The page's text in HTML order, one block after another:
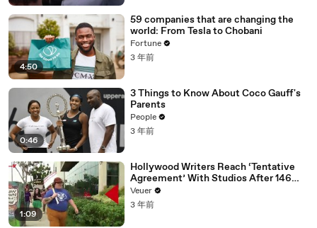
4:50
59 companies that are changing the
world: From Tesla to Chobani
Fortune
3 年前
0:46
3 Things to Know About Coco Gauff's
Parents
People
3 年前
1:09
Hollywood Writers Reach ‘Tentative
Agreement’ With Studios After 146
Day Strike
Veuer
3 年前